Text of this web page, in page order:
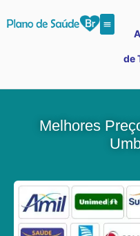
de
Melhores